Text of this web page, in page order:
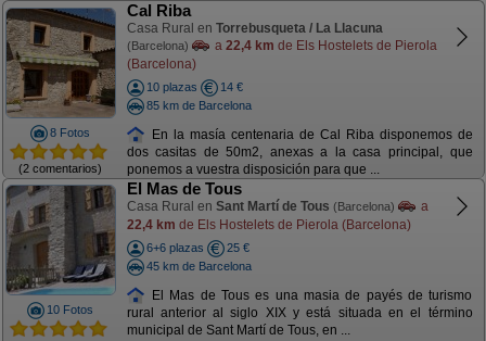
8 Fotos
(2 comentarios)
Cal Riba
Casa Rural en Torrebusqueta / La Llacuna
(Barcelona) a 22,4 km de Els Hostelets de Pierola
(Barcelona)
10 plazas
14 €
85 km de Barcelona
En la masía centenaria de Cal Riba disponemos de
dos casitas de 50m2, anexas a la casa principal, que
ponemos a vuestra disposición para que ...
10 Fotos
El Mas de Tous
Casa Rural en Sant Martí de Tous (Barcelona)
a
22,4 km de Els Hostelets de Pierola (Barcelona)
6+6 plazas
25 €
45 km de Barcelona
El Mas de Tous es una masia de payés de turismo
rural anterior al siglo XIX y está situada en el término
municipal de Sant Martí de Tous, en ...